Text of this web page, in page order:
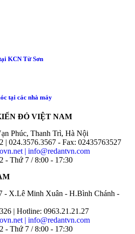
KCN Từ Sơn
tại các nhà máy
ĐỎ VIỆT NAM
Phúc, Thanh Trì, Hà Nội
| 024.3576.3567 - Fax: 02435763527
| info@redantvn.com
- Thứ 7 / 8:00 - 17:30
- X.Lê Minh Xuân - H.Bình Chánh -
| Hotline: 0963.21.21.27
| info@redantvn.com
- Thứ 7 / 8:00 - 17:30